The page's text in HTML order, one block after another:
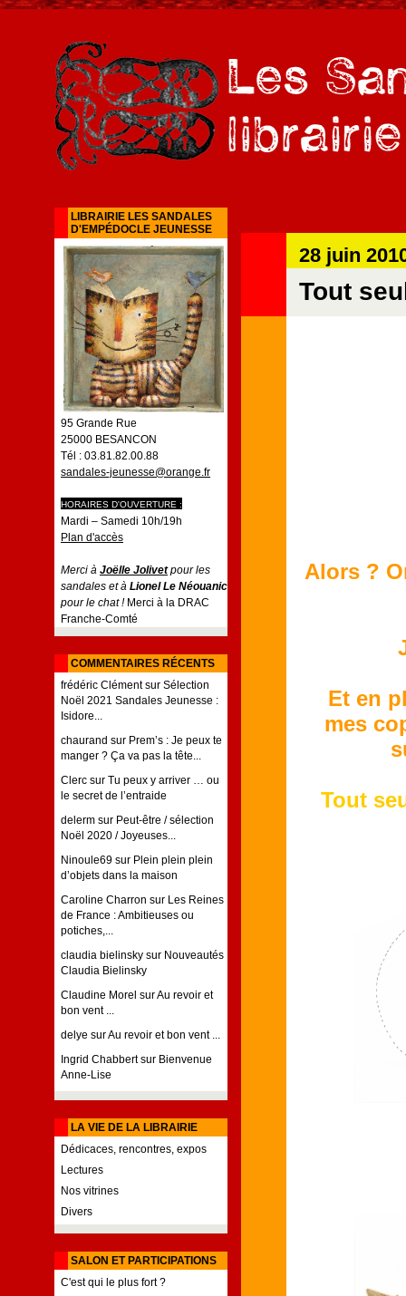
LIBRAIRIE LES SANDALES
D'EMPÉDOCLE JEUNESSE
95 Grande Rue
25000 BESANCON
Tél : 03.81.82.00.88
sandales-jeunesse@orange.fr
HORAIRES D'OUVERTURE :
Mardi – Samedi 10h/19h
Plan d'accès
Merci à Joëlle Jolivetpour les
sandales et à Lionel Le Néouanic
pour le chat !Merci à la DRAC
Franche-Comté
COMMENTAIRES RÉCENTS
frédéric Clémentsur Sélection
Noël 2021 Sandales Jeunesse :
Isidore...
chaurand sur Prem’s : Je peux te
manger ? Ça va pas la tête...
Clerc sur Tu peux y arriver … ou
le secret de l’entraide
delerm sur Peut-être / sélection
Noël 2020 / Joyeuses...
Ninoule69 sur Plein plein plein
d’objets dans la maison
Caroline Charron sur Les Reines
de France : Ambitieuses ou
potiches,...
claudia bielinsky sur Nouveautés
Claudia Bielinsky
Claudine Morel surAu revoir et
bon vent ...
delye surAu revoir et bon vent ...
Ingrid Chabbertsur Bienvenue
Anne-Lise
LA VIE DE LA LIBRAIRIE
Dédicaces, rencontres, expos
Lectures
Nos vitrines
Divers
SALON ET PARTICIPATIONS
C'est qui le plus fort ?
28 juin
Tout
Alors ?
Et en
mes
Tout